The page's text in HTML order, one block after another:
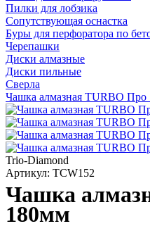
Пилки для лобзика
Сопутствующая оснастка
Буры для перфоратора по
Черепашки
Диски алмазные
Диски пильные
Сверла
Чашка алмазная TURBO Про
Trio-Diamond
Артикул: TCW152
Чашка
180мм